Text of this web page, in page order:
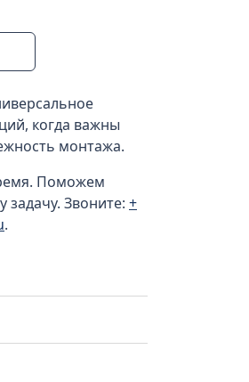
когда важны
монтажа.
Поможем
Звоните: +
.